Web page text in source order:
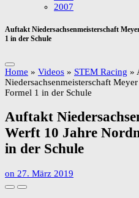
2007
Auftakt Niedersachsenmeisterschaft
1 in der Schule
Home » Videos » STEM Racing »
Niedersachsenmeisterschaft
Formel 1 in der Schule
Auftakt
Werft 10 Jahre
in der Schule
on 27. März 2019